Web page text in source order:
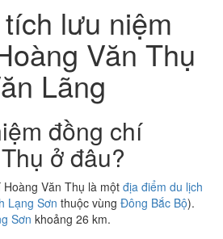
lưu niệm
Văn Thụ
Lãng
đồng chí
ở đâu?
Văn Thụ là một địa điểm du lịch
Lạng Sơn thuộc vùng Đông Bắc Bộ).
Sơn khoảng 26 km.